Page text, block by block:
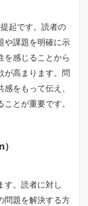
起です。読者の
や課題を明確に示
を感じることから
が高まります。問
をもって伝え、
とが重要です。
す。読者に対し
問題を解決する方